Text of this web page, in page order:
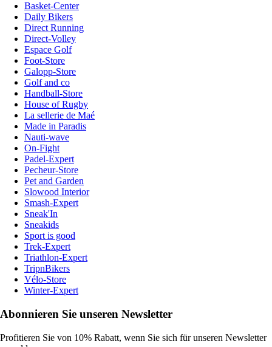
Basket-Center
Daily Bikers
Direct Running
Direct-Volley
Espace Golf
Foot-Store
Galopp-Store
Golf and co
Handball-Store
House of Rugby
La sellerie de Maé
Made in Paradis
Nauti-wave
On-Fight
Padel-Expert
Pecheur-Store
Pet and Garden
Slowood Interior
Smash-Expert
Sneak'In
Sneakids
Sport is good
Trek-Expert
Triathlon-Expert
TripnBikers
Vélo-Store
Winter-Expert
Abonnieren Sie unseren Newsletter
Profitieren Sie von 10% Rabatt, wenn Sie sich für unseren Newsletter